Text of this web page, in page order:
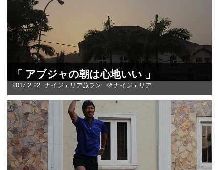
「 アブジャの朝は心地いい 」
2017.2.22 ナイジェリア旅ラン ナイジェリア